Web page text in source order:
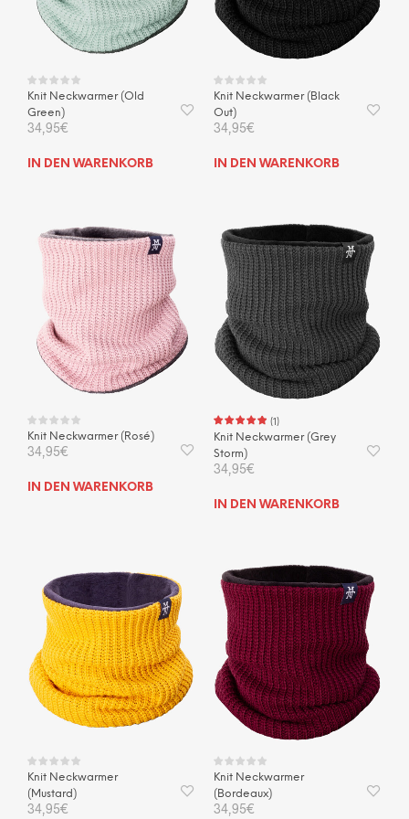
Produktseite
Knit Neckwarmer (Old
Green)
34,95€
IN DEN WARENKORB
Knit Neckwarmer (Black
Out)
34,95€
IN DEN WARENKORB
Knit Neckwarmer (Rosé)
34,95€
IN DEN WARENKORB
(1)
Knit Neckwarmer (Grey
Storm)
34,95€
IN DEN WARENKORB
Knit Neckwarmer
(Mustard)
34,95€
Knit Neckwarmer
(Bordeaux)
34,95€